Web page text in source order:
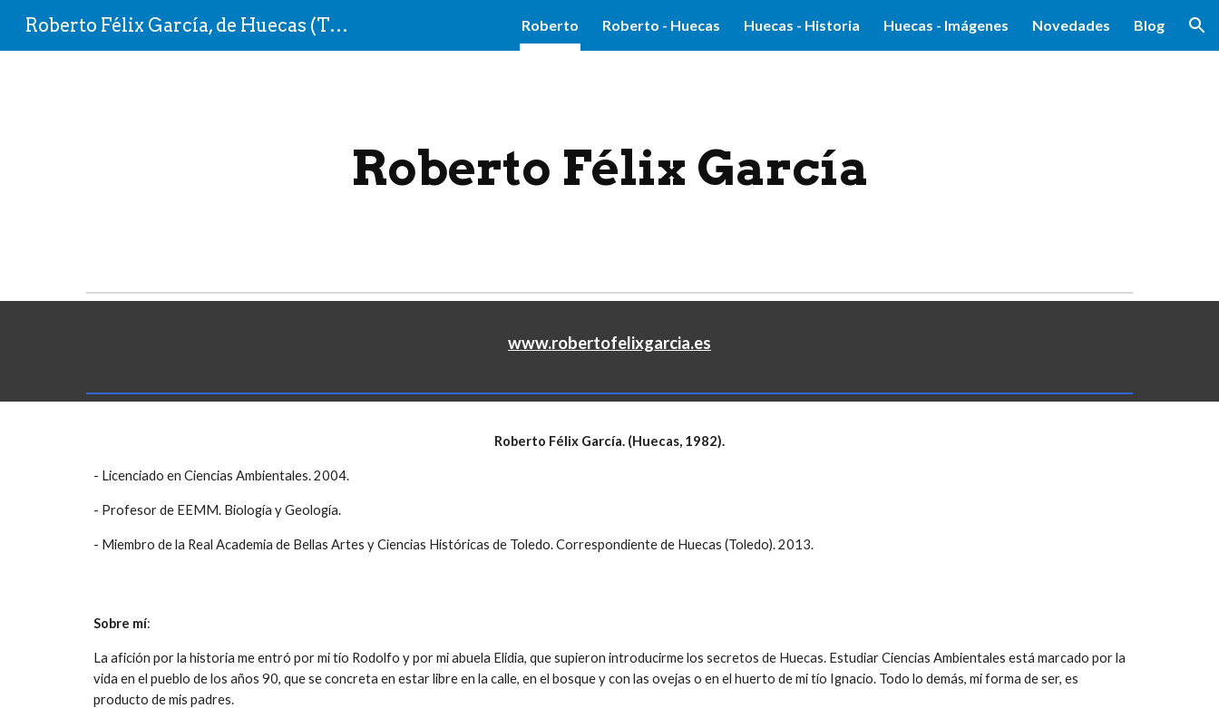
Skip to navigation
Roberto Félix García, de Huecas (Toledo) Roberto Roberto - Huecas Huecas - Historia Huecas - Imágenes Novedades Blog
Roberto Félix García
www.robertofelixgarcia.es
Roberto Félix García. (Huecas, 1982).
- Licenciado en Ciencias Ambientales. 2004.
- Profesor de EEMM. Biología y Geología.
- Miembro de la Real Academia de Bellas Artes y Ciencias Históricas de Toledo. Correspondiente de Huecas (Toledo). 2013.
Sobre mí:
La afición por la historia me entró por mi tío Rodolfo y por mi abuela Elidia, que supieron introducirme los secretos de Huecas. Estudiar Ciencias Ambientales está marcado por la
vida en el pueblo de los años 90, que se concreta en estar libre en la calle, en el bosque y con las ovejas o en el huerto de mi tío Ignacio. Todo lo demás, mi forma de ser, es
producto de mis padres.